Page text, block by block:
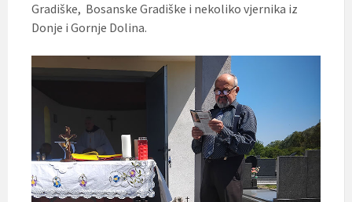
Gradiške, Bosanske Gradiške i nekoliko vjernika iz
Donje i Gornje Dolina.